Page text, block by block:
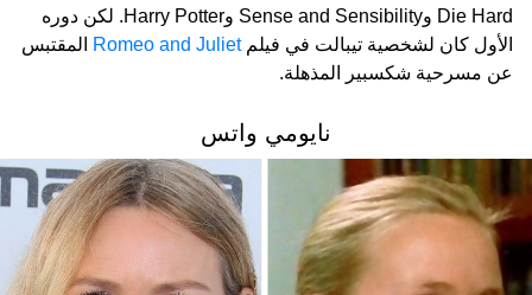
Die Hard وSense and Sensibility وHarry Potter. لكن دوره
الأول كان لشخصية تيبالت في فيلمRomeo and Juliet
المقتبس
عن مسرحية شكسبير المذهلة.
نايومي واتس